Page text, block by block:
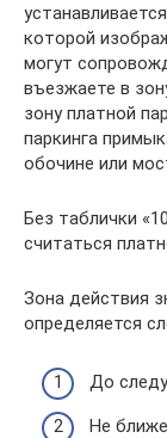
которой
могут
въезжаете в
зону платной
паркинга
обочине или
Без таблички
считаться
Зона действия
определяется
До
Не